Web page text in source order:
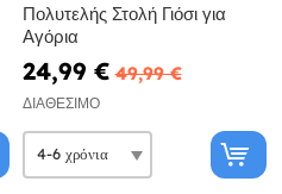
Πολυτελής Στολή Γιόσι για
Αγόρια
24,99 € 49,99 €
ΔΙΑΘΈΣΙΜΟ